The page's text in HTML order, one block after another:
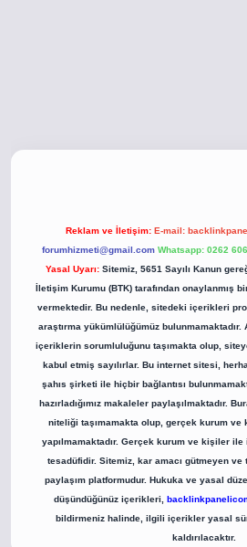
Reklam ve İletişim: E-mail:
forumhizmeti@gmail.com Whatsapp: 0262
Yasal Uyarı: Sitemiz, 5651 Sayılı Kanun
İletişim Kurumu (BTK) tarafından onaylanmış
vermektedir. Bu nedenle, sitedeki içerikleri
araştırma yükümlülüğümüz bulunmamaktadır.
içeriklerin sorumluluğunu taşımakta olup,
kabul etmiş sayılırlar. Bu internet sitesi,
şahıs şirketi ile hiçbir bağlantısı
hazırladığımız makaleler paylaşılmaktadır.
niteliği taşımamakta olup, gerçek kurum ve
yapılmamaktadır. Gerçek kurum ve kişiler
tesadüfidir. Sitemiz, kar amacı gütmeyen
paylaşım platformudur. Hukuka ve yasal
düşündüğünüz içerikleri,
bildirmeniz halinde, ilgili içerikler yasal
kaldırılacaktır.